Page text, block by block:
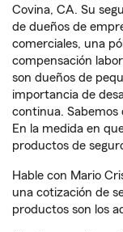
Covina, CA. Su
de dueños de
comerciales, una
compensación
son dueños de
importancia de
continua. Sabemos
En la medida en
productos de
Hable con Mario
una cotización de
productos son los